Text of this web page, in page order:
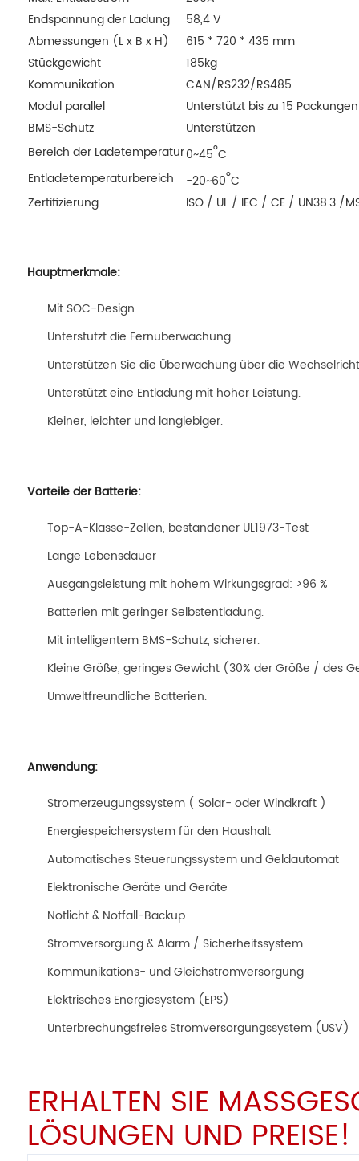
Endspannung der Ladung
58,4 V
Abmessungen (L x B x H)
615 * 720 * 435 mm
Stückgewicht
185kg
Kommunikation
CAN/RS232/RS485
Modul parallel
Unterstützt bis zu 15 Packungen
BMS-Schutz
Unterstützen
Bereich der Ladetemperatur0~45°C
Entladetemperaturbereich
-20~60°C
Zertifizierung
ISO / UL / IEC / CE / UN38.3 /
Hauptmerkmale:
Mit SOC-Design.
Unterstützt die Fernüberwachung.
Unterstützen Sie die Überwachung über die
Unterstützt eine Entladung mit hoher Leistung.
Kleiner, leichter und langlebiger.
Vorteile der Batterie:
Top-A-Klasse-Zellen, bestandener UL1973-Test
Lange Lebensdauer
Ausgangsleistung mit hohem Wirkungsgrad: >96 %
Batterien mit geringer Selbstentladung.
Mit intelligentem BMS-Schutz, sicherer.
Kleine Größe, geringes Gewicht (30% der Größe / des
Umweltfreundliche Batterien.
Anwendung:
Stromerzeugungssystem ( Solar- oder Windkraft )
Energiespeichersystem für den Haushalt
Automatisches Steuerungssystem und Geldautomat
Elektronische Geräte und Geräte
Notlicht & Notfall-Backup
Stromversorgung & Alarm / Sicherheitssystem
Kommunikations- und Gleichstromversorgung
Elektrisches Energiesystem (EPS)
Unterbrechungsfreies Stromversorgungssystem (USV)
ERHALTEN SIE
ÖSUNGEN UND PREISE!